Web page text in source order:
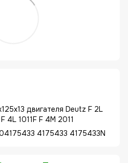
двигателя Deutz F 2L
4L 1011F F 4M 2011
4175433 4175433N